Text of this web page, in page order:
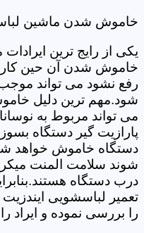
خاموش شدن ماشین
یکی از رایج ترین
خاموش شدن آن حین کار
رفع نشود می تواند
شود.مهم ترین دلیل
می تواند مربوط به
پارازیت گیر دستگاه
دستگاه خاموش خواهد
شوند سلامت المنت
درب دستگاه
تعمیر لباسشویی
را بررسی نموده و ایراد